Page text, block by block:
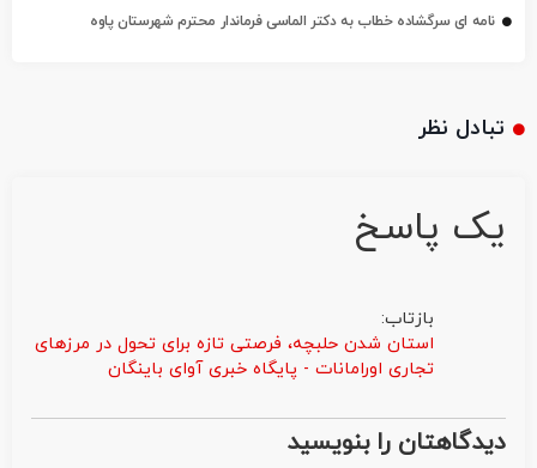
نامه ای سرگشاده خطاب به دکتر الماسی فرماندار محترم شهرستان پاوه
تبادل نظر
یک پاسخ
بازتاب:
استان شدن حلبچه، فرصتی تازه برای تحول در مرزهای
تجاری اورامانات - پایگاه خبری آوای باینگان
دیدگاهتان را بنویسید